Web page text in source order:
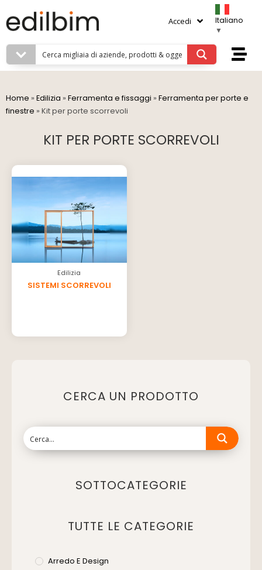
Accedi
Italiano
▼
Home » Edilizia » Ferramenta e fissaggi » Ferramenta per porte e
finestre » Kit per porte scorrevoli
KIT PER PORTE SCORREVOLI
Edilizia
SISTEMI SCORREVOLI
CERCA UN PRODOTTO
SOTTOCATEGORIE
TUTTE LE CATEGORIE
Arredo E Design